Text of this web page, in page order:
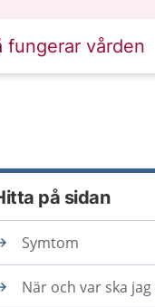
fungerar vården
på sidan
Symtom
När och var ska